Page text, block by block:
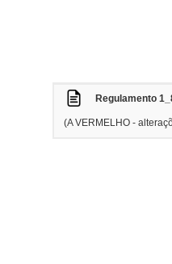
Regulamento
(A VERMELHO -